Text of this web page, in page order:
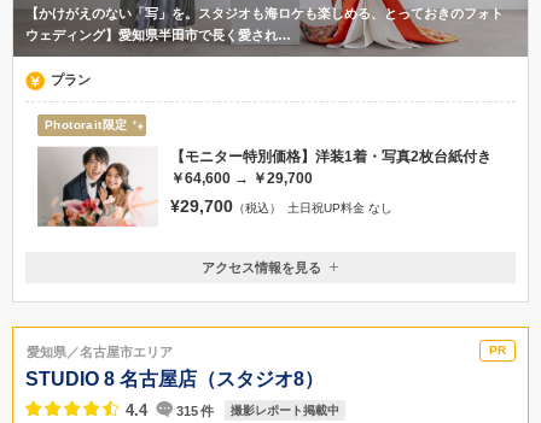
【かけがえのない「写」を。スタジオも海ロケも楽しめる、とっておきのフォト
ウェディング】愛知県半田市で長く愛され…
プラン
Photorait限定
【モニター特別価格】洋装1着・写真2枚台紙付き
￥64,600 → ￥29,700
¥29,700 （税込） 土日祝UP料金 なし
愛知県半田市青山2-19-5
知多半島道路「半田IC」から車で約5分 / 名鉄「青山駅」から徒歩約 5分
0569-23-7500
アクセス情報を見る
愛知県／名古屋市エリア
STUDIO 8 名古屋店（スタジオ8）
4.4 315件 撮影レポート掲載中